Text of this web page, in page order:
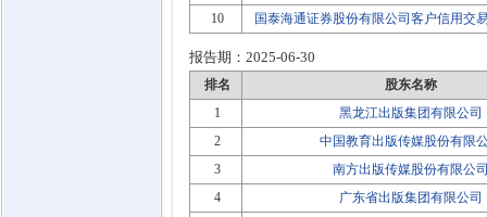
10
国泰海通证券股份有限公司客户信用交
报告期： 2025-06-30
排名
股东名称
1
黑龙江出版集团有限公司
2
中国教育出版传媒股份有限
3
南方出版传媒股份有限公
4
广东省出版集团有限公司